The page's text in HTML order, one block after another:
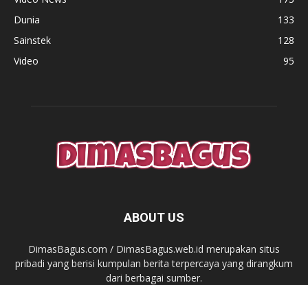
Dunia
133
Sainstek
128
Video
95
ABOUT US
DimasBagus.com / DimasBagus.web.id merupakan situs
pribadi yang berisi kumpulan berita terpercaya yang dirangkum
dari berbagai sumber.